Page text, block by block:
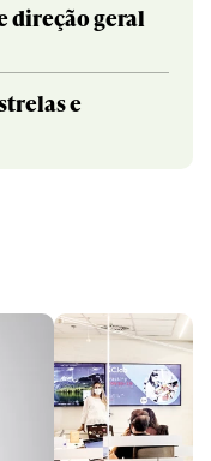
direção geral
e